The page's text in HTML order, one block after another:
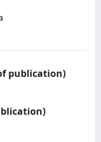
publication)